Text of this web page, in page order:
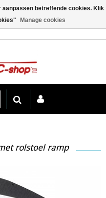
rolstoel ramp
aanpassen betreffende cookies. Klik
Manage cookies